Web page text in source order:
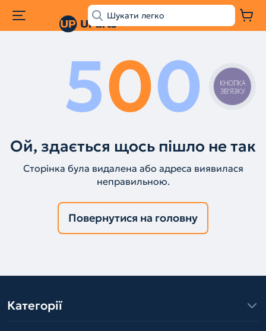
500
Ой, здається щось пішло не так
Сторінка була видалена або адреса виявилася
неправильною.
Повернутися на головну
Категорії
КНОПКА
ЗВ'ЯЗКУ